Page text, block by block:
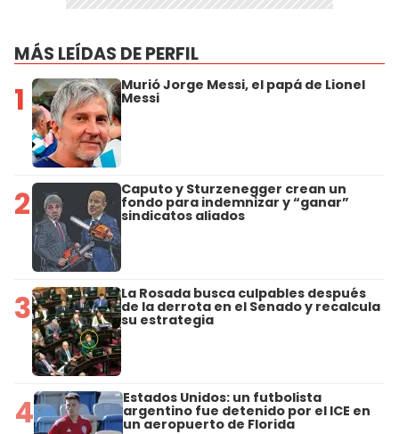
MÁS LEÍDAS DE PERFIL
1 Murió Jorge Messi, el papá de Lionel
Messi
2 Caputo y Sturzenegger crean un
fondo para indemnizar y “ganar”
sindicatos aliados
3 La Rosada busca culpables después
de la derrota en el Senado y recalcula
su estrategia
4 Estados Unidos: un futbolista
argentino fue detenido por el ICE en
un aeropuerto de Florida